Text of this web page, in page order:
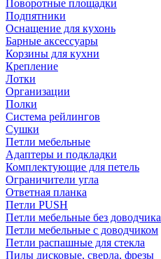
Поворотные площадки
Подпятники
Оснащение для кухонь
Барные аксессуары
Корзины для кухни
Крепление
Лотки
Организации
Полки
Система рейлингов
Сушки
Петли мебельные
Адаптеры и подкладки
Комплектующие для петель
Ограничители угла
Ответная планка
Петли PUSH
Петли мебельные без доводчика
Петли мебельные с доводчиком
Петли распашные для стекла
Пилы дисковые, сверла, фрезы